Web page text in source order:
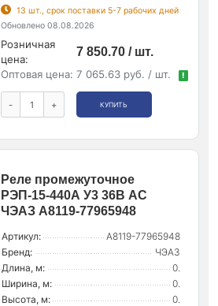
13 шт., срок поставки 5-7 рабочих дней
Обновлено 08.08.2026
Розничная
цена:
7 850.70 / шт.
Оптовая цена: 7 065.63 руб. / шт. !
- + КУПИТЬ
Реле промежуточное
РЭП-15-440А У3 36В AC
ЧЭАЗ A8119-77965948
Артикул:
A8119-77965948
Бренд:
ЧЭАЗ
Длина, м:
0.
Ширина, м:
0.
Высота, м:
0.